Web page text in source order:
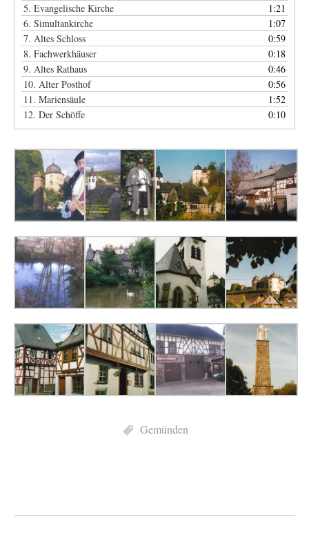
5. Evangelische Kirche
1:21
6. Simultankirche
1:07
7. Altes Schloss
0:59
8. Fachwerkhäuser
0:18
9. Altes Rathaus
0:46
10. Alter Posthof
0:56
11. Mariensäule
1:52
12. Der Schöffe
0:10
Gemünden